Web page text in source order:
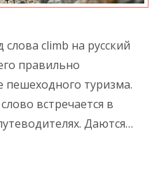
climb на русский
правильно
пешеходного туризма.
встречается в
Даются
схожих терминов
разбираются